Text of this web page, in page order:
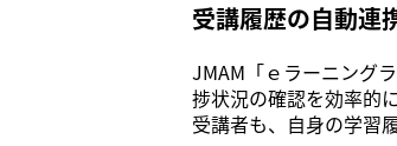
受講履歴の自動連
JMAM「ｅラーニング
捗状況の確認を効率的
受講者も、自身の学習